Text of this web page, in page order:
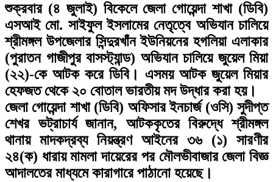
শুক্রবার (৪ জুলাই) বিকেলে জেলা গোয়েন্দা শাখা (ডিবি)
এসআই মো. সাইফুল ইসলামের নেতৃত্বে অভিযান চালিয়ে
শ্রীমঙ্গল উপজেলার সিন্দুরখাঁন ইউনিয়নের হগলিয়া এলাকার
(পুরাতন গাজীপুর বাসস্ট্যান্ড) অভিযান চালিয়ে জুয়েল মিয়া
(২২)-কে আটক করে ডিবি। এসময় আটক জুয়েল মিয়ার
হেফজত থেকে ২০ বোতাল ভারতীয় মদ উদ্ধার করা হয়।
জেলা গোয়েন্দা শাখা (ডিবি) অফিসার ইনচার্জ (ওসি) সুদীপ্ত
শেখর ভট্রাচার্য জানান, আটককৃতের বিরুদ্ধে শ্রীমঙ্গল
থানায় মাদকদ্রব্য নিয়ন্ত্রণ আইনের ৩৬ (১) সারণীর
২৪(ক) ধারায় মামলা দায়েরের পর মৌলভীবাজার জেলা বিজ্ঞ
আদালতের মাধ্যমে কারাগারে পাঠানো হয়েছে।